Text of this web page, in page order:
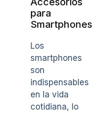
para
Smartphones
Los
smartphones
son
indispensables
en la vida
cotidiana, lo